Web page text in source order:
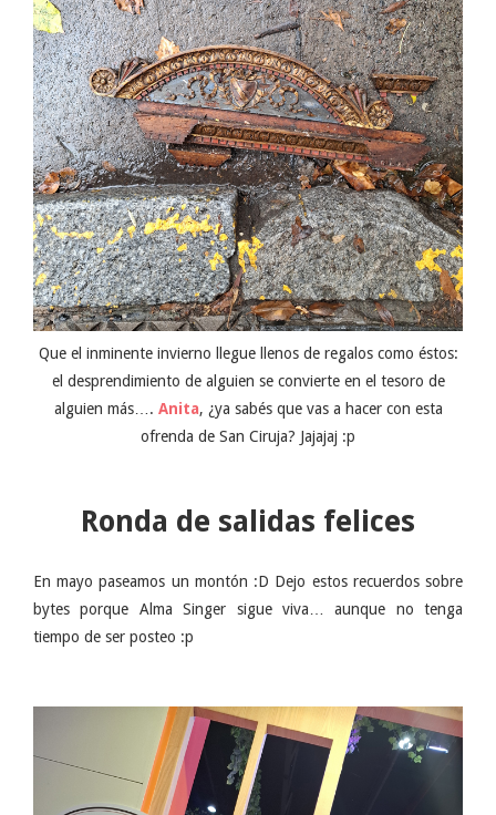
Que el inminente invierno llegue llenos de regalos como éstos:
el desprendimiento de alguien se convierte en el tesoro de
alguien más…. Anita, ¿ya sabés que vas a hacer con esta
ofrenda de San Ciruja? Jajajaj :p
Ronda de salidas felices
En mayo paseamos un montón :D Dejo estos recuerdos sobre
bytes porque Alma Singer sigue viva… aunque no tenga
tiempo de ser posteo :p